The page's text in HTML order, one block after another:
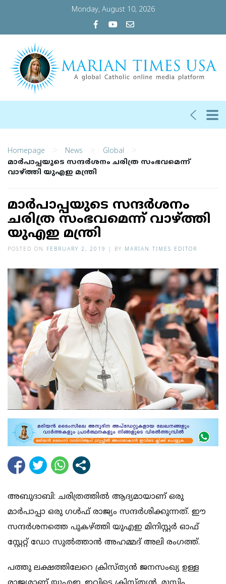
Monday, August 10, 2026
Homepage > News > Global >
മാര്‍പാപ്പയുടെ സന്ദര്‍ശനം ചരിത്ര സംഭവമെന്ന്
വാഴ്ത്തി യുഎഇ മന്ത്രി
മാര്‍പാപ്പയുടെ സന്ദര്‍ശനം
ചരിത്ര സംഭവമെന്ന് വാഴ്ത്തി
യുഎഇ മന്ത്രി
POSTED ON FEBRUARY 2, 2019 BY MARIAN TIMES EDITOR
അബുദാബി: ചരിത്രത്തില്‍ ആദ്യമായാണ് ഒരു
മാര്‍പാപ്പാ ഒരു ഗള്‍ഫ് രാജ്യം സന്ദര്‍ശിക്കുന്നത്. ഈ
സന്ദര്‍ശനത്തെ പുകഴ്ത്തി യുഎഇ മിനിസ്റ്റര്‍ ഓഫ്
സ്റ്റേറ്റ് ഡോ സുല്‍ത്താന്‍ അഹമ്മദ് അലി രംഗത്ത്.
പത്തു ലക്ഷത്തിലേറെ ക്രിസ്ത്യന്‍ ജനസംഖ്യ ഉള്ള